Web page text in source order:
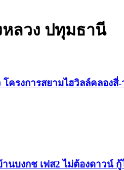
ลวง ปทุมธานี
ครงการสยามไฮวิลล์คลองสี่
บงกช เฟส2 ไม่ต้องดาวน์ กู้